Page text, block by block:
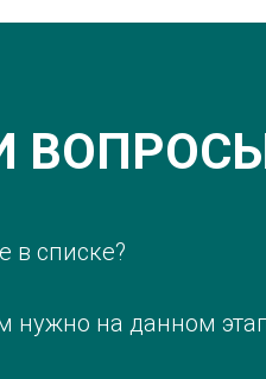
в списке?
нужно на данном